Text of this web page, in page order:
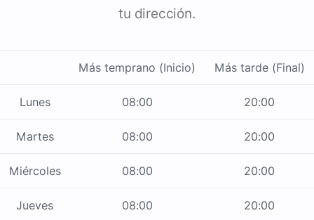
tu dirección.
Más temprano (Inicio) Más tarde (Final)
Lunes 08:00 20:00
Martes 08:00 20:00
Miércoles 08:00 20:00
Jueves 08:00 20:00